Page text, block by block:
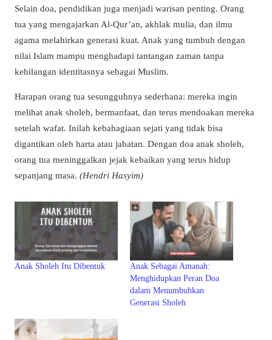
Selain doa, pendidikan juga menjadi warisan penting. Orang
tua yang mengajarkan Al-Qur’an, akhlak mulia, dan ilmu
agama melahirkan generasi kuat. Anak yang tumbuh dengan
nilai Islam mampu menghadapi tantangan zaman tanpa
kehilangan identitasnya sebagai Muslim.
Harapan orang tua sesungguhnya sederhana: mereka ingin
melihat anak sholeh, bermanfaat, dan terus mendoakan mereka
setelah wafat. Inilah kebahagiaan sejati yang tidak bisa
digantikan oleh harta atau jabatan. Dengan doa anak sholeh,
orang tua meninggalkan jejak kebaikan yang terus hidup
sepanjang masa. (Hendri Hasyim)
Anak Sholeh Itu Dibentuk
Anak Sebagai Amanah:
Menghidupkan Peran Doa
dalam Menumbuhkan
Generasi Sholeh